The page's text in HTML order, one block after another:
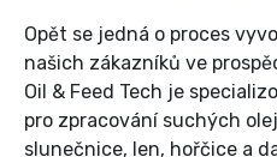
Opět se jedná o proces
našich zákazníků ve
Oil & Feed Tech je
pro zpracování suchých
slunečnice, len, hořčice a